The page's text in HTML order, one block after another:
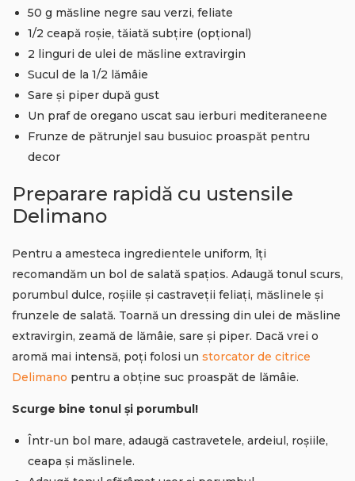
50 g măsline negre sau verzi, feliate
1/2 ceapă roșie, tăiată subțire (opțional)
2 linguri de ulei de măsline extravirgin
Sucul de la 1/2 lămâie
Sare și piper după gust
Un praf de oregano uscat sau ierburi mediteraneene
Frunze de pătrunjel sau busuioc proaspăt pentru
decor
Preparare rapidă cu ustensile
Delimano
Pentru a amesteca ingredientele uniform, îți
recomandăm un bol de salată spațios. Adaugă tonul scurs,
porumbul dulce, roșiile și castraveții feliați, măslinele și
frunzele de salată. Toarnă un dressing din ulei de măsline
extravirgin, zeamă de lămâie, sare și piper. Dacă vrei o
aromă mai intensă, poți folosi un storcator de citrice
Delimano pentru a obține suc proaspăt de lămâie.
Scurge bine tonul și porumbul!
Într-un bol mare, adaugă castravetele, ardeiul, roșiile,
ceapa și măslinele.